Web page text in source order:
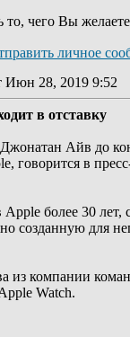
чего Вы
Июн 28, 2019 9:52
в отставку
Айв до
говорится в
более 30
созданную для
из компании
Watch.